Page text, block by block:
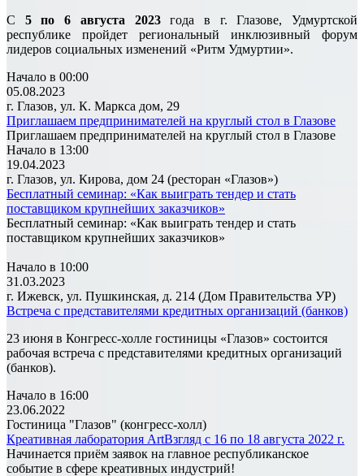
С 5 по 6 августа 2023года в г. Глазове, Удмуртской
республике пройдет региональный инклюзивный форум
лидеров социальных изменений «Ритм Удмуртии».
Начало в 00:00
05.08.2023
г. Глазов, ул. К. Маркса дом, 29
Приглашаем предпринимателей на круглый стол в Глазове
Приглашаем предпринимателей на круглый стол в Глазове
Начало в 13:00
19.04.2023
г. Глазов, ул. Кирова, дом 24 (ресторан «Глазов»)
Бесплатный семинар: «Как выиграть тендер и стать
поставщиком крупнейших заказчиков»
Бесплатный семинар: «Как выиграть тендер и стать
поставщиком крупнейших заказчиков»
Начало в 10:00
31.03.2023
г. Ижевск, ул. Пушкинская, д. 214 (Дом Правительства УР)
Встреча с представителями кредитных организаций (банков)
23 июня в Конгресс-холле гостиницы «Глазов» состоится
рабочая встреча с представителями кредитных организаций
(банков).
Начало в 16:00
23.06.2022
Гостиница "Глазов" (конгресс-холл)
Креативная лаборатория ArtВзгляд с 16 по 18 августа 2022 г.
Начинается приём заявок на главное республиканское
событие в сфере креативных индустрий!